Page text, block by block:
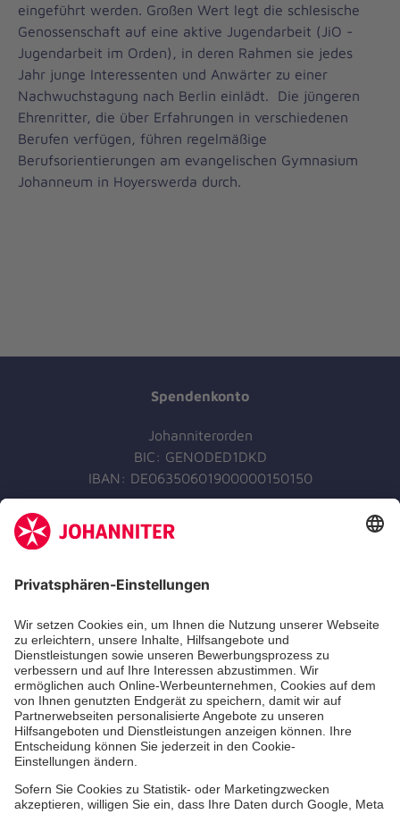
eingeführt werden. Großen Wert legt die schlesische
Genossenschaft auf eine aktive Jugendarbeit (JiO -
Jugendarbeit im Orden), in deren Rahmen sie jedes
Jahr junge Interessenten und Anwärter zu einer
Nachwuchstagung nach Berlin einlädt. Die jüngeren
Ehrenritter, die über Erfahrungen in verschiedenen
Berufen verfügen, führen regelmäßige
Berufsorientierungen am evangelischen Gymnasium
Johanneum in Hoyerswerda durch.
Spendenkonto
Johanniterorden
BIC: GENODED1DKD
IBAN: DE06350601900000150150
Jetzt spenden
Jetzt abonnieren
Der Newsletter informiert Sie in regelmäßigen
Abständen über unsere Arbeit.
Jetzt abonnieren